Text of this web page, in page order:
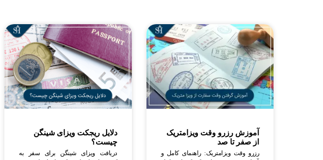
آموزش رزرو وقت ویزامتریک
از صفر تا صد
رزرو وقت ویزامتریک: راهنمای کامل و
دلایل ریجکت ویزای شینگن
چیست؟
دریافت ویزای شینگن برای سفر به